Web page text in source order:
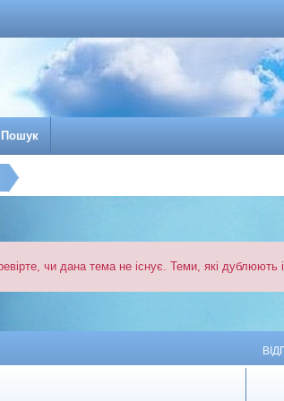
Пошук
чи дана тема не існує. Теми, які